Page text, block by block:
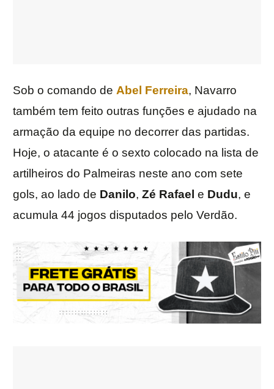
Sob o comando de Abel Ferreira, Navarro
também tem feito outras funções e ajudado na
armação da equipe no decorrer das partidas.
Hoje, o atacante é o sexto colocado na lista de
artilheiros do Palmeiras neste ano com sete
gols, ao lado de Danilo, Zé Rafael e Dudu, e
acumula 44 jogos disputados pelo Verdão.